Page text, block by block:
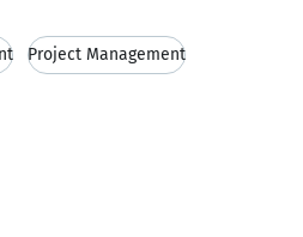
Project Management